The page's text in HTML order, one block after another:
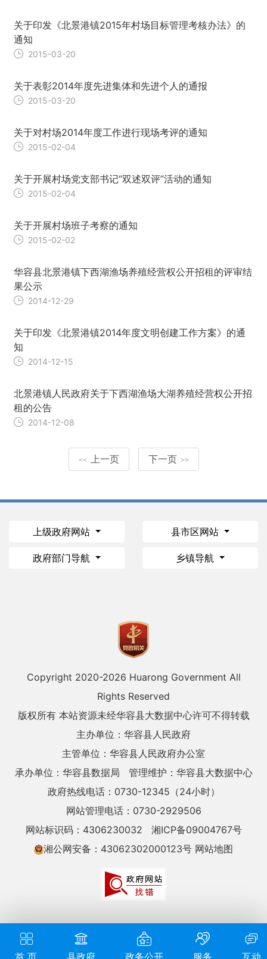
首 页 县政府 政务公开 服务 互动
关于印发《北景港镇2015年村场目标管理考核办法》的
通知
2015-03-20
关于表彰2014年度先进集体和先进个人的通报
2015-03-20
关于对村场2014年度工作进行现场考评的通知
2015-02-04
关于开展村场党支部书记“双述双评”活动的通知
2015-02-04
关于开展村场班子考察的通知
2015-02-02
华容县北景港镇下西湖渔场养殖经营权公开招租的评审结
果公示
2014-12-29
关于印发《北景港镇2014年度文明创建工作方案》的通
知
2014-12-15
北景港镇人民政府关于下西湖渔场大湖养殖经营权公开招
租的公告
2014-12-08
<< 上一页 下一页 >>
上级政府网站 县市区网站
政府部门导航 乡镇导航
Copyright 2020-2026 Huarong Government All
Rights Reserved
版权所有 本站资源未经华容县大数据中心许可不得转载
主办单位：华容县人民政府
主管单位：华容县人民政府办公室
承办单位：华容县数据局
管理维护：华容县大数据中心
政府热线电话：0730-12345（24小时）
网站管理电话：0730-2929506
网站标识码：4306230032
湘ICP备09004767号
湘公网安备：43062302000123号 网站地图